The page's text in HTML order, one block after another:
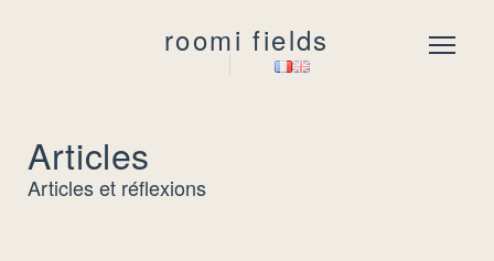
roomi fields Menu
Articles
Articles et réflexions